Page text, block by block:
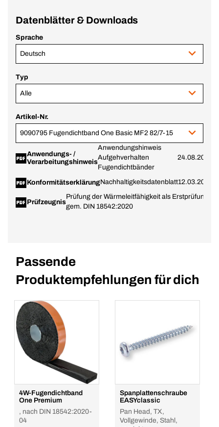
Datenblätter & Downloads
Sprache
Deutsch
Typ
Alle
Artikel-Nr.
9090795 Fugendichtband One Basic MF2 82/7-15
Anwendungs- /
Verarbeitungshinweis
Anwendungshinweis
Aufgehverhalten
Fugendichtbänder
24.08.2023
KonformitätserklärungNachhaltigkeitsdatenblatt12.03.2024
Prüfzeugnis
Prüfung der Wärmeleitfähigkeit als Erstprüfung
gem. DIN 18542:2020
Passende
Produktempfehlungen für dich
4W-Fugendichtband
One Premium
, nach DIN 18542:2020-
04
Spanplattenschraube
EASYclassic
Pan Head, TX,
Vollgewinde, Stahl,